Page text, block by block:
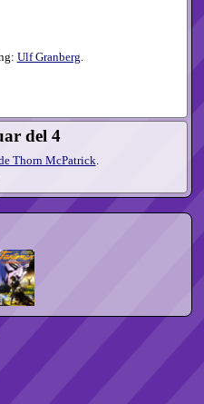
Ulf Granberg.
del 4
Thorn McPatrick